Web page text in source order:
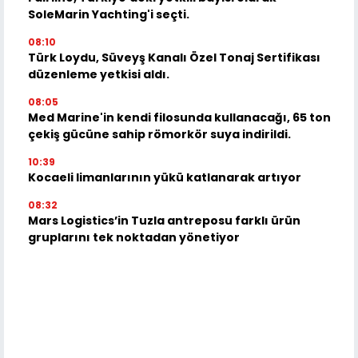
SoleMarin Yachting'i seçti.
08:10
Türk Loydu, Süveyş Kanalı Özel Tonaj Sertifikası
düzenleme yetkisi aldı.
08:05
Med Marine'in kendi filosunda kullanacağı, 65 ton
çekiş gücüne sahip römorkör suya indirildi.
10:39
Kocaeli limanlarının yükü katlanarak artıyor
08:32
Mars Logistics’in Tuzla antreposu farklı ürün
gruplarını tek noktadan yönetiyor